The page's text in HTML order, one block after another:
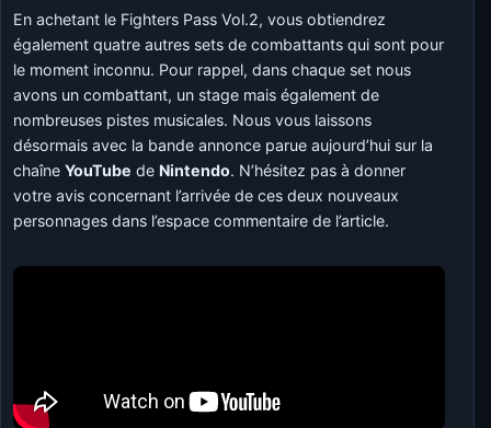
En achetant le Fighters Pass Vol.2, vous obtiendrez
également quatre autres sets de combattants qui sont pour
le moment inconnu. Pour rappel, dans chaque set nous
avons un combattant, un stage mais également de
nombreuses pistes musicales. Nous vous laissons
désormais avec la bande annonce parue aujourd’hui sur la
chaîneYouTube de Nintendo. N’hésitez pas à donner
votre avis concernant l’arrivée de ces deux nouveaux
personnages dans l’espace commentaire de l’article.